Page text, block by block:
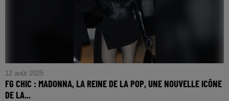
12 août 2025
FG CHIC : MADONNA, LA REINE DE LA POP, UNE NOUVELLE ICÔNE
DE LA...